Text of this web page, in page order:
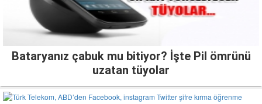
Bataryanız çabuk mu bitiyor? İşte Pil ömrünü
uzatan tüyolar